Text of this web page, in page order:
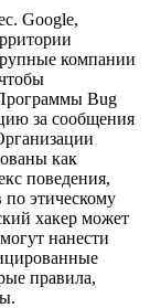
Google,
компании
Bug
за сообщения
как
поведения,
по этическому
хакер может
нанести
правила,